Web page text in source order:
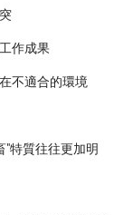
作成果
不適合的環境
"特質往往更加明